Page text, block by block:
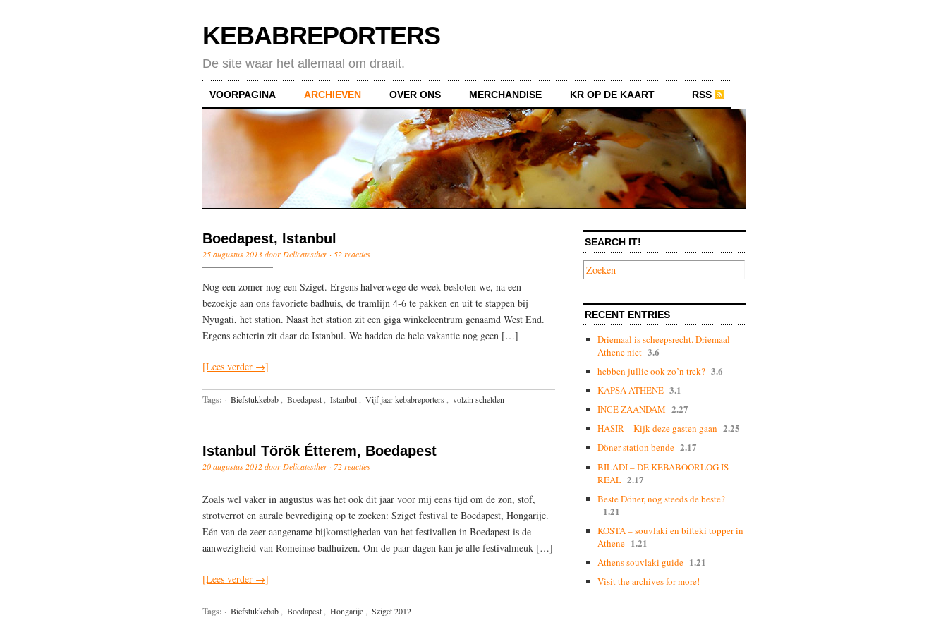
KEBABREPORTERS
De site waar het allemaal om draait.
VOORPAGINA ARCHIEVEN OVER ONS MERCHANDISE KR OP DE KAART RSS
Boedapest, Istanbul
25 augustus 2013 door Delicatesther · 52 reacties
Nog een zomer nog een Sziget. Ergens halverwege de week besloten we, na een
bezoekje aan ons favoriete badhuis, de tramlijn 4-6 te pakken en uit te stappen bij
Nyugati, het station. Naast het station zit een giga winkelcentrum genaamd West End.
Ergens achterin zit daar de Istanbul. We hadden de hele vakantie nog geen […]
[Lees verder →]
Tags: · Biefstukkebab Boedapest Istanbul Vijf jaar kebabreporters volzin schelden
Istanbul Török Étterem, Boedapest
20 augustus 2012 door Delicatesther · 72 reacties
Zoals wel vaker in augustus was het ook dit jaar voor mij eens tijd om de zon, stof,
strotverrot en aurale bevrediging op te zoeken: Sziget festival te Boedapest, Hongarije.
Eén van de zeer aangename bijkomstigheden van het festivallen in Boedapest is de
aanwezigheid van Romeinse badhuizen. Om de paar dagen kan je alle festivalmeuk […]
[Lees verder →]
Tags: · Biefstukkebab, Boedapest, Hongarije, Sziget 2012
SEARCH IT!
RECENT ENTRIES
Driemaal is scheepsrecht. Driemaal
Athene niet 3.6
hebben jullie ook zo’n trek? 3.6
KAPSA ATHENE 3.1
INCE ZAANDAM 2.27
HASIR – Kijk deze gasten gaan 2.25
Döner station bende 2.17
BILADI – DE KEBABOORLOG IS
REAL 2.17
Beste Döner, nog steeds de beste?
1.21
KOSTA – souvlaki en bifteki topper in
Athene 1.21
Athens souvlaki guide 1.21
Visit the archives for more!